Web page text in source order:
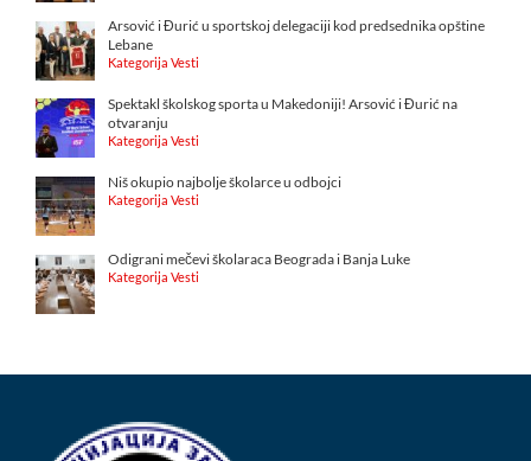
Arsović i Đurić u sportskoj delegaciji kod predsednika opštine
Lebane
Kategorija Vesti
Spektakl školskog sporta u Makedoniji! Arsović i Đurić na
otvaranju
Kategorija Vesti
Niš okupio najbolje školarce u odbojci
Kategorija Vesti
Odigrani mečevi školaraca Beograda i Banja Luke
Kategorija Vesti